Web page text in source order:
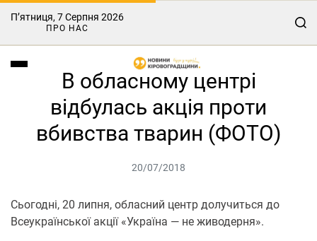
П’ятниця, 7 Серпня 2026
ПРО НАС
В обласному центрі
відбулась акція проти
вбивства тварин (ФОТО)
20/07/2018
Сьогодні, 20 липня, обласний центр долучиться до
Всеукраїнської акції «Україна — не живодерня».